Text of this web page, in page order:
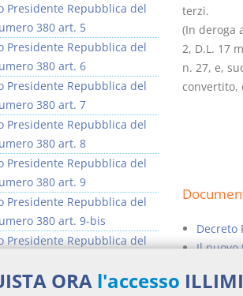
terzi.
(In deroga
2, D.L. 17
n. 27, e,
convertito,
Decreto
Il nuovo
Presidente Repubblica del
380 art. 5
Presidente Repubblica del
380 art. 6
Presidente Repubblica del
380 art. 7
Presidente Repubblica del
380 art. 8
Presidente Repubblica del
380 art. 9
Presidente Repubblica del
380 art. 9-bis
Presidente Repubblica del
Presidente Repubblica del
ORA l'accesso